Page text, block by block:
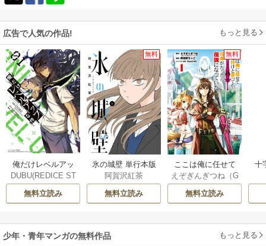
広告で人気の作品! もっと見る
俺だけレベルアッ
プな件
DUBU(REDICE ST
UDIO)
/ Chugong
h-goon
無料立読み
無料
氷の城壁 単行本版
【フルカラー】
阿賀沢紅茶
無料立読み
無料
ここは俺に任せて
先に行けと言って
から10年がたった
ら伝説になってい
えぞぎんぎつね（G
Aノベル／SBクリ
エイティブ刊）
eCHA
無料立読み
十
少年・青年マンガの無料作品 もっと見る